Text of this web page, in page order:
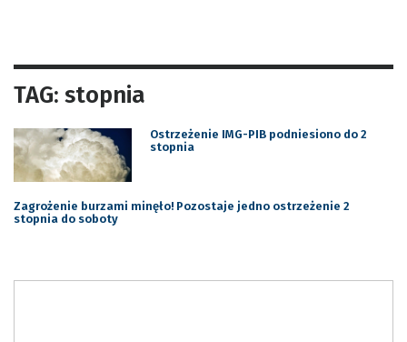
TAG: stopnia
Ostrzeżenie IMG-PIB podniesiono do 2
stopnia
Zagrożenie burzami minęło! Pozostaje jedno ostrzeżenie 2
stopnia do soboty